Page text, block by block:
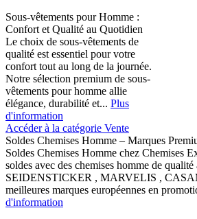
Sous-vêtements pour Homme :
Confort et Qualité au Quotidien
Le choix de sous-vêtements de
qualité est essentiel pour votre
confort tout au long de la journée.
Notre sélection premium de sous-
vêtements pour homme allie
élégance, durabilité et... Plus
d'information
Accéder à la catégorie Vente
Soldes Chemises Homme – Marques
Soldes Chemises Homme chez Chemises
soldes avec des chemises homme de
SEIDENSTICKER , MARVELIS ,
meilleures marques européennes en
d'information